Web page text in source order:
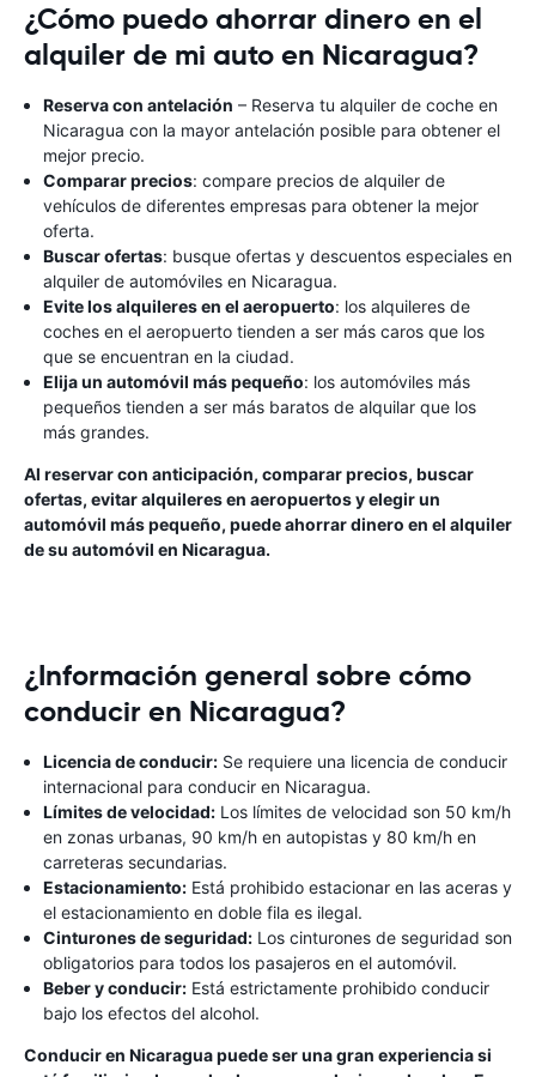
¿Cómo puedo ahorrar dinero en el
alquiler de mi auto en Nicaragua?
Reserva con antelación – Reserva tu alquiler de coche en
Nicaragua con la mayor antelación posible para obtener el
mejor precio.
Comparar precios: compare precios de alquiler de
vehículos de diferentes empresas para obtener la mejor
oferta.
Buscar ofertas: busque ofertas y descuentos especiales en
alquiler de automóviles en Nicaragua.
Evite los alquileres en el aeropuerto: los alquileres de
coches en el aeropuerto tienden a ser más caros que los
que se encuentran en la ciudad.
Elija un automóvil más pequeño: los automóviles más
pequeños tienden a ser más baratos de alquilar que los
más grandes.
Al reservar con anticipación, comparar precios, buscar
ofertas, evitar alquileres en aeropuertos y elegir un
automóvil más pequeño, puede ahorrar dinero en el alquiler
de su automóvil en Nicaragua.
¿Información general sobre cómo
conducir en Nicaragua?
Licencia de conducir: Se requiere una licencia de conducir
internacional para conducir en Nicaragua.
Límites de velocidad: Los límites de velocidad son 50 km/h
en zonas urbanas, 90 km/h en autopistas y 80 km/h en
carreteras secundarias.
Estacionamiento: Está prohibido estacionar en las aceras y
el estacionamiento en doble fila es ilegal.
Cinturones de seguridad: Los cinturones de seguridad son
obligatorios para todos los pasajeros en el automóvil.
Beber y conducir: Está estrictamente prohibido conducir
bajo los efectos del alcohol.
Conducir en Nicaragua puede ser una gran experiencia si